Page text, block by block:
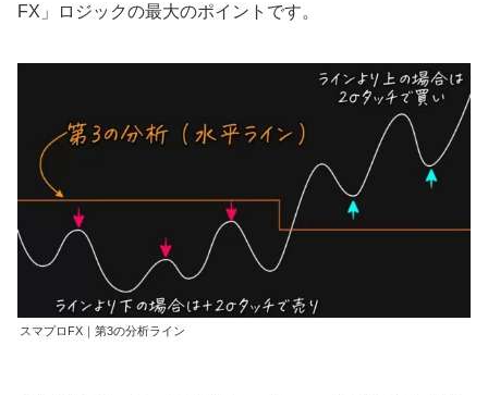
FX」ロジックの最大のポイントです。
スマプロFX｜第3の分析ライン